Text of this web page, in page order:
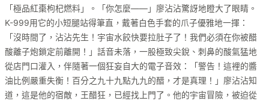
「極品紅棗枸杞燃料」。「你怎麼——」廖沾沾驚訝地瞪大了眼睛。
K-999用它的小短腿站得筆直，戴著白色手套的爪子優雅地一揮：
「沒時間了，沾沾先生！宇宙水餃快要拉肚子了！我們必須在你被醋
酸離子炮鎖定前離開！」話音未落，一股極致尖銳、刺鼻的酸氣猛地
從店門口灌入，伴隨著一個狂妄自大的電子音效：「警告！這裡的醬
油比例嚴重失衡！百分之九十九點九九的醋，才是真理！」廖沾沾知
道，這是他的宿敵，王醋狂，已經找上門了。他的宇宙冒險，被迫從